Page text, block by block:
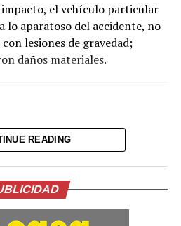
oración y reflexión que
esta nueva etapa de gobierno.
de la Espriella, hizo
materia económica, salud,
el servicio público y la
impacto, el vehículo particular
lo aparatoso del accidente, no
lesiones de gravedad;
daños materiales.
READING